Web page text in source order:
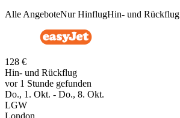
Alle AngeboteNur HinflugHin- und Rückflug
128 €
Hin- und Rückflug
vor 1 Stunde gefunden
Do., 1. Okt. - Do., 8. Okt.
LGW